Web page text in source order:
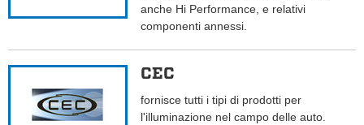
anche Hi Performance, e relativi
componenti annessi.
CEC
fornisce tutti i tipi di prodotti per
l'illuminazione nel campo delle auto.